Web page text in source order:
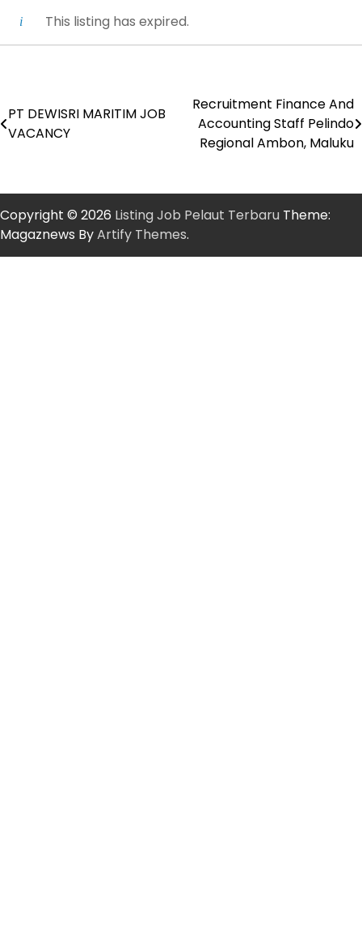
This listing has expired.
Post
navigation
PT DEWISRI MARITIM JOB
VACANCY
Recruitment Finance And
Accounting Staff Pelindo
Regional Ambon, Maluku
Copyright © 2026 Listing Job Pelaut Terbaru Theme:
Magaznews ByArtify Themes.